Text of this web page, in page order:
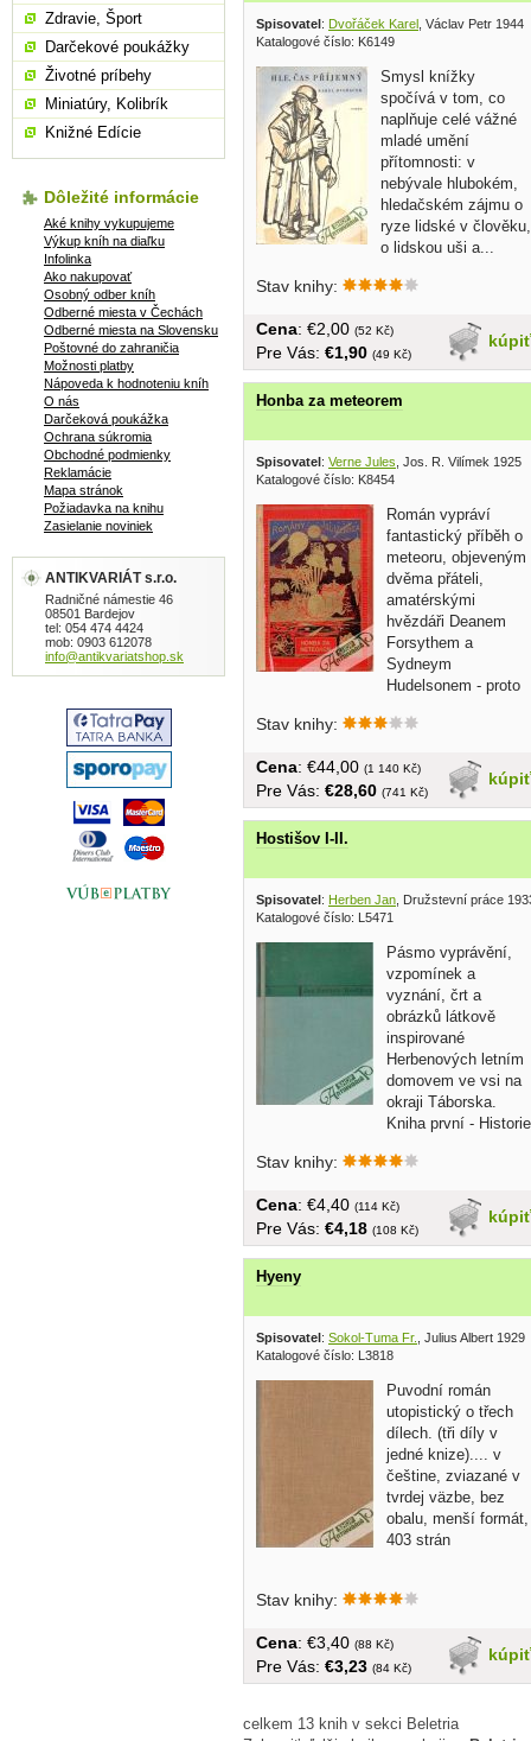
Spisovatel : Dvořáček Karel , Václav Petr 1944
Katalogové číslo: K6149
Smysl knížky
spočívá v tom, co
naplňuje celé vážné
mladé umění
přítomnosti: v
nebývale hlubokém,
hledačském zájmu o
ryze lidské v člověku,
o lidskou uši a...
Stav knihy:
kúpiť
Cena: €2,00 (52 Kč)
Pre Vás: €1,90 (49 Kč)
Honba za meteorem
Spisovatel: Verne Jules , Jos. R. Vilímek 1925
Katalogové číslo: K8454
Román vypráví
fantastický příběh o
meteoru, objeveným
dvěma přáteli,
amatérskými
hvězdáři Deanem
Forsythem a
Sydneym
Hudelsonem - proto
Stav knihy:
kúpiť
Cena: €44,00 (1 140 Kč)
Pre Vás: €28,60 (741 Kč)
Hostišov I-II.
Spisovatel: Herben Jan , Družstevní práce
Katalogové číslo: L5471
Pásmo vyprávění,
vzpomínek a
vyznání, črt a
obrázků látkově
inspirované
Herbenových letním
domovem ve vsi na
okraji Táborska.
Kniha první - Historie
Stav knihy:
kúpiť
Cena: €4,40 (114 Kč)
Pre Vás: €4,18 (108 Kč)
Hyeny
Spisovatel: Sokol-Tuma Fr.
, Julius Albert 1929
Katalogové číslo: L3818
Puvodní román
utopistický o třech
dílech. (tři díly v
jedné knize).... v
češtine, zviazané v
tvrdej väzbe, bez
obalu, menší formát,
403 strán
Stav knihy:
kúpiť
Cena: €3,40 (88 Kč)
Pre Vás: €3,23 (84 Kč)
celkem 13 knih v sekci Beletria
Zdravie, Šport
Darčekové poukážky
Životné príbehy
Miniatúry, Kolibrík
Knižné Edície
Dôležité informácie
Aké knihy vykupujeme
Výkup kníh na diaľku
Infolinka
Ako nakupovať
Osobný odber kníh
Odberné miesta v Čechách
Odberné miesta na Slovensku
Poštovné do zahraničia
Možnosti platby
Nápoveda k hodnoteniu kníh
O nás
Darčeková poukážka
Ochrana súkromia
Obchodné podmienky
Reklamácie
Mapa stránok
Požiadavka na knihu
Zasielanie noviniek
ANTIKVARIÁT s.r.o.
Radničné námestie 46
08501 Bardejov
tel: 054 474 4424
mob: 0903 612078
info@antikvariatshop.sk